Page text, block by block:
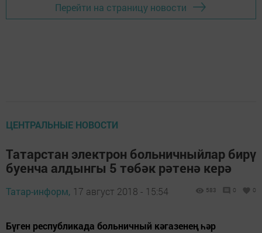
Перейти на страницу новости
ЦЕНТРАЛЬНЫЕ НОВОСТИ
Татарстан электрон больничныйлар бирү
буенча алдынгы 5 төбәк рәтенә керә
Татар-информ, 17 август 2018 - 15:54 583 0 0
Бүген республикада больничный кәгазенең һәр